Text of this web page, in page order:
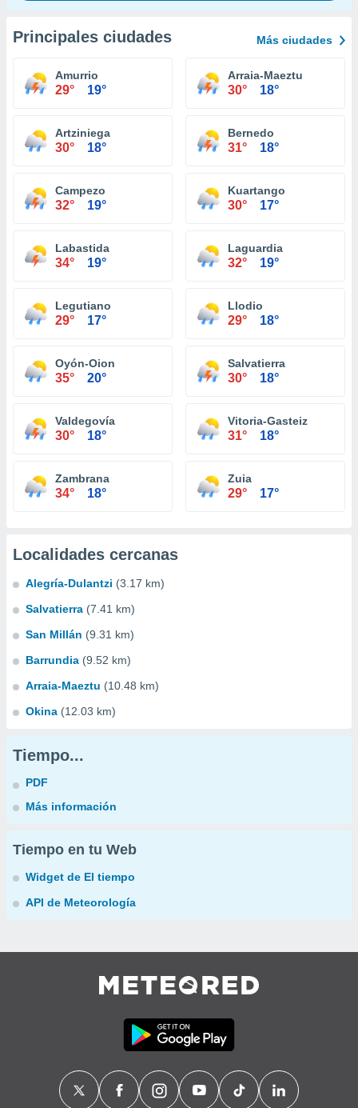
Principales ciudades Más ciudades
Amurrio
29° 19°
Arraia-Maeztu
30° 18°
Artziniega
30° 18°
Bernedo
31° 18°
Campezo
32° 19°
Kuartango
30° 17°
Labastida
34° 19°
Laguardia
32° 19°
Legutiano
29° 17°
Llodio
29° 18°
Oyón-Oion
35° 20°
Salvatierra
30° 18°
Valdegovía
30° 18°
Vitoria-Gasteiz
31° 18°
Zambrana
34° 18°
Zuia
29° 17°
Localidades cercanas
Alegría-Dulantzi (3.17 km)
Salvatierra (7.41 km)
San Millán (9.31 km)
Barrundia (9.52 km)
Arraia-Maeztu (10.48 km)
Okina (12.03 km)
Tiempo...
PDF
Más información
Tiempo en tu Web
Widget de El tiempo
API de Meteorología